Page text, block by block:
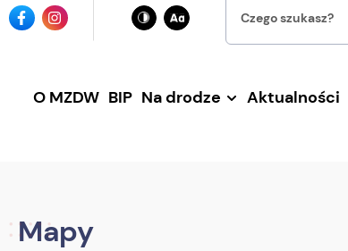
IkonaIkona
instagrama
O MZDW BIP Na drodze Aktualności
Mapy